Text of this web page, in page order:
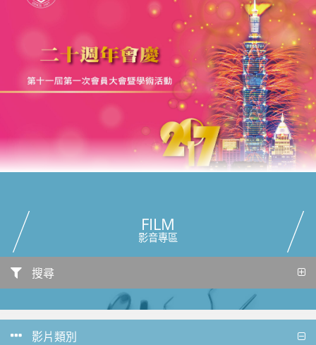
FILM
影音專區
搜尋
影片類別